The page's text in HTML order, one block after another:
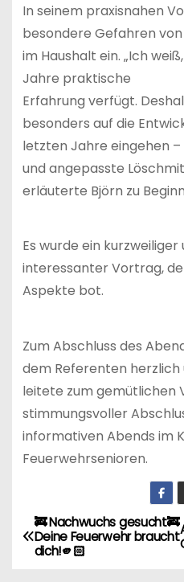
In seinem praxisnahen
besondere Gefahren
im Haushalt ein. „Ich
Jahre praktische
Erfahrung verfügt.
besonders auf die
letzten Jahre eingehen
und angepasste
erläuterte Björn zu
Es wurde ein
interessanter Vortrag,
Aspekte bot.
Zum Abschluss des
dem Referenten herzlich
leitete zum gemütlichen
stimmungsvoller
informativen Abends im
Feuerwehrsenioren.
B
e
🚒 Nachwuchs gesucht🚒
Deine Feuerwehr braucht
dich!🫵🏻